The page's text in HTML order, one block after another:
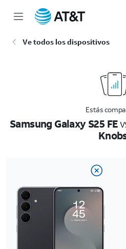
Ve todos los dispositivos
Estás
Samsung Galaxy S25 FE